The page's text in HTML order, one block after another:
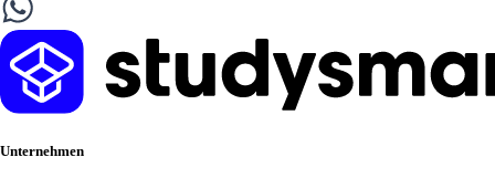
Unternehmen